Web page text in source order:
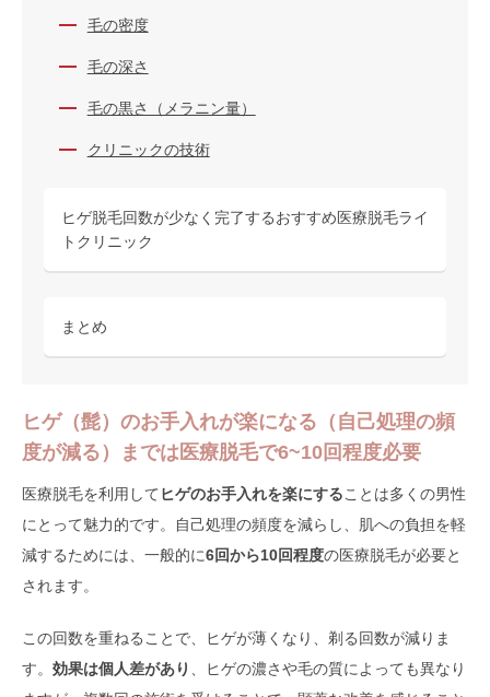
毛の密度
毛の深さ
毛の黒さ（メラニン量）
クリニックの技術
ヒゲ脱毛回数が少なく完了するおすすめ医療脱毛ライ
トクリニック
まとめ
ヒゲ（髭）のお手入れが楽になる（自己処理の頻
度が減る）までは医療脱毛で6~10回程度必要
医療脱毛を利用して ヒゲのお手入れを楽にすることは多くの男性
にとって魅力的です。自己処理の頻度を減らし、肌への負担を軽
減するためには、一般的に6回から10回程度の医療脱毛が必要と
されます。
この回数を重ねることで、ヒゲが薄くなり、剃る回数が減りま
す。 効果は個人差があり
、ヒゲの濃さや毛の質によっても異なり